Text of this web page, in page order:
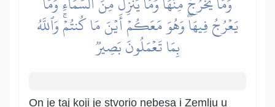
يَعۡرُجُ فِيهَاۖ وَهُوَ مَعَكُمۡ أَيۡنَ مَا كُنتُمۡۚ وَٱللَّهُ
بِمَا تَعۡمَلُونَ بَصِيرٞ
On je taj koji je stvorio nebesa i Zemlju u